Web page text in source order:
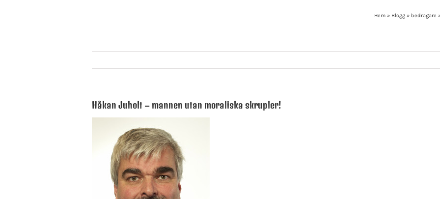
Hem » Blogg » bedragare
Håkan Juholt – mannen utan moraliska skrupler!